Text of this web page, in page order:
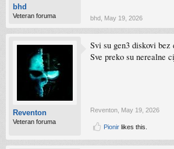
bhd
Veteran foruma bhd May 19, 2026
Reventon
Veteran foruma
Svi su gen3 diskovi
Sve preko su nerealne
Reventon May 19, 2026
Pionir likes this.